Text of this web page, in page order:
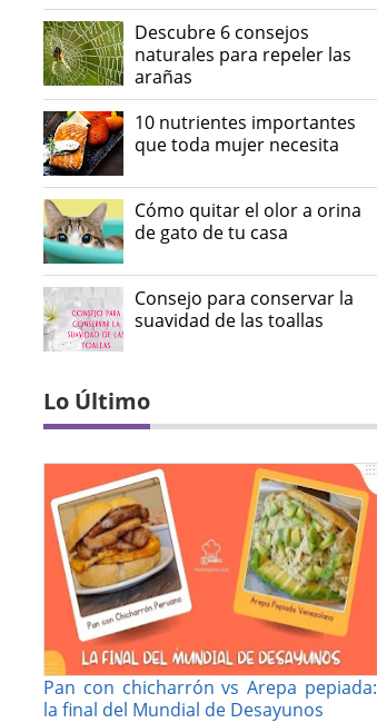
Descubre 6 consejos
naturales para repeler las
arañas
10 nutrientes importantes
que toda mujer necesita
Cómo quitar el olor a orina
de gato de tu casa
Consejo para conservar la
suavidad de las toallas
Lo Último
Pan con chicharrón vs Arepa pepiada:
la final del Mundial de Desayunos